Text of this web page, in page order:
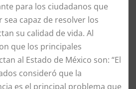
para los ciudadanos que
sea capaz de resolver los
su calidad de vida. Al
que los principales
al Estado de México son: “El
consideró que la
es el principal problema que